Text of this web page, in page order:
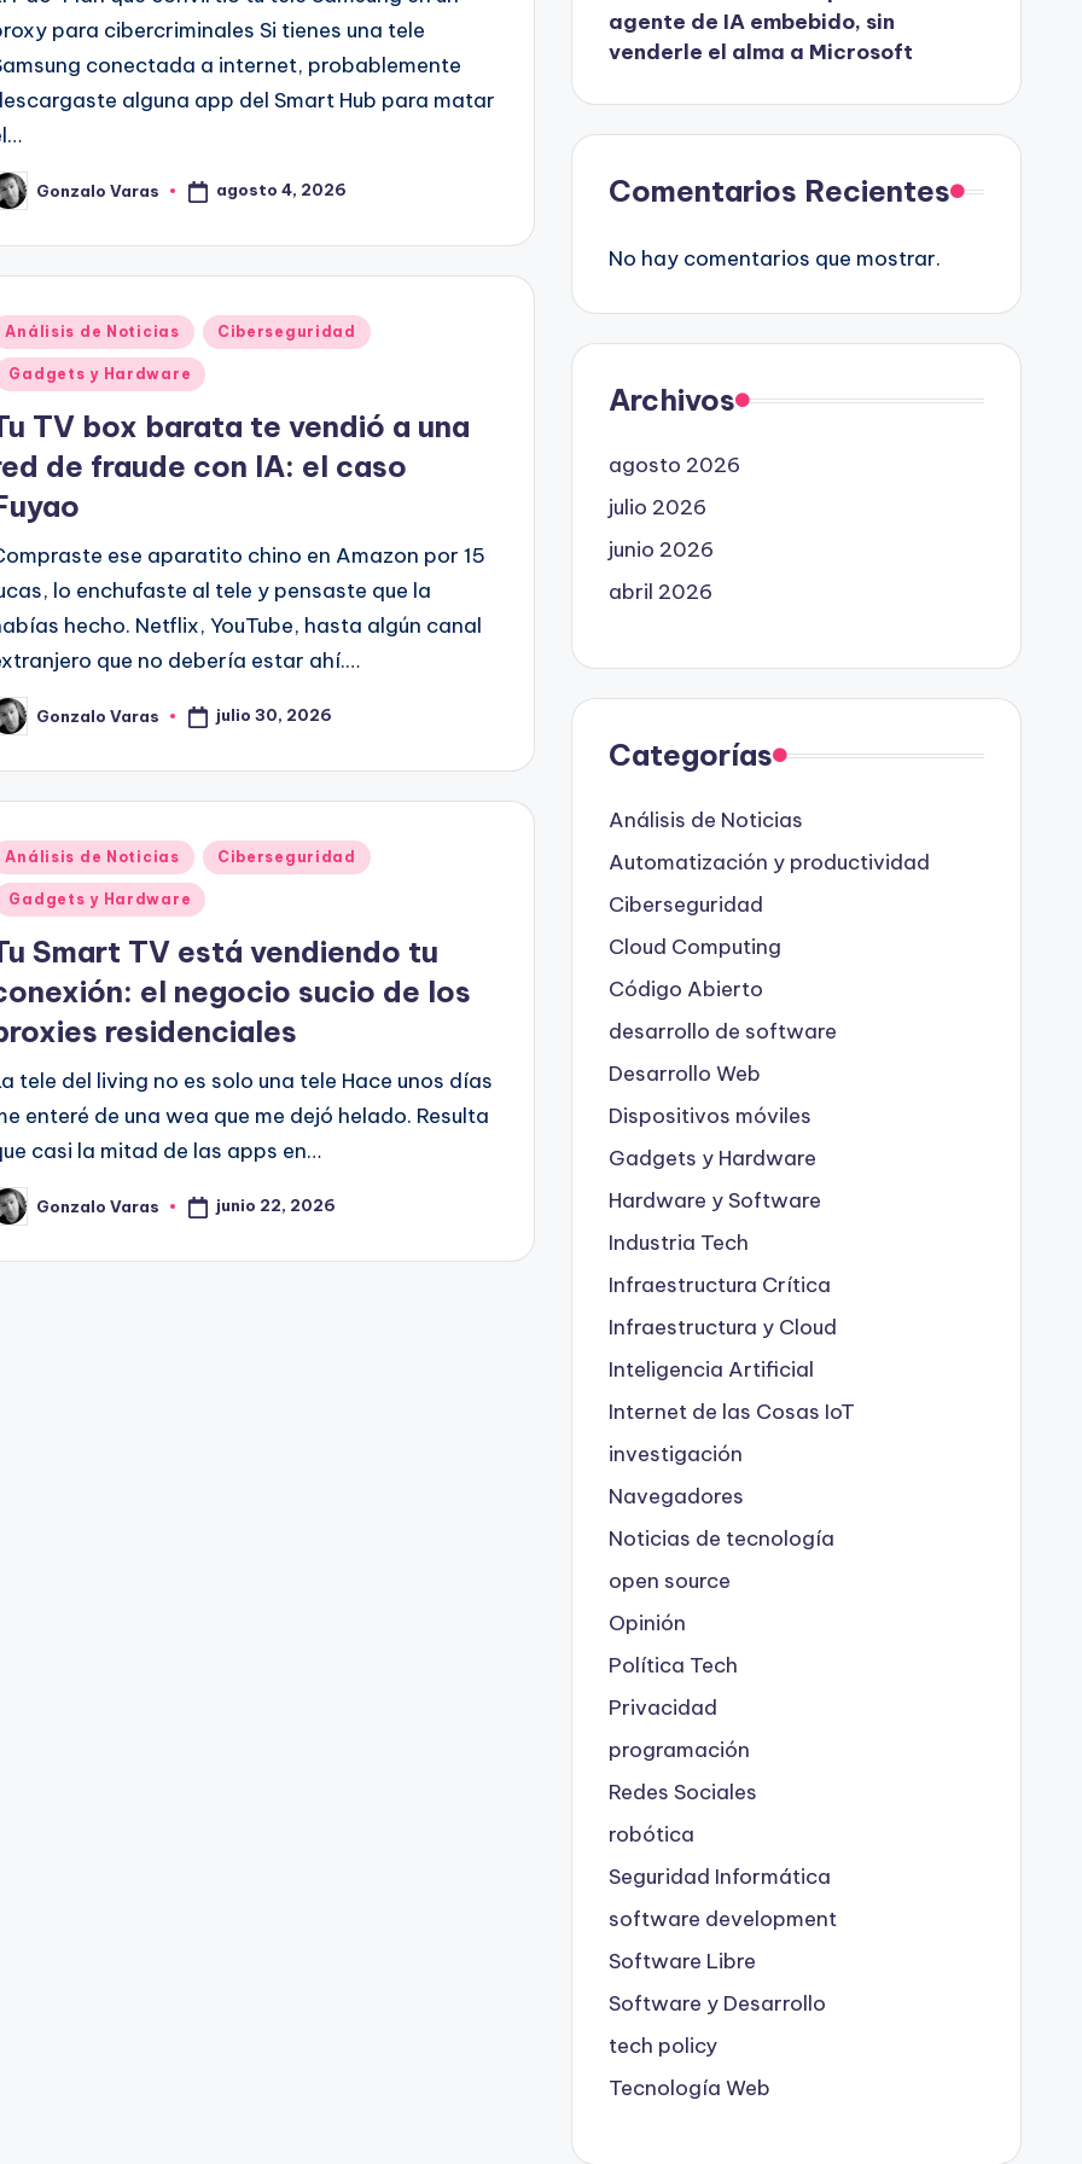
para cibercriminales Si tienes una tele
conectada a internet, probablemente
alguna app del Smart Hub para matar
Gonzalo Varas agosto 4, 2026
Análisis de Noticias Ciberseguridad
Gadgets y Hardware
TV box barata te vendió a una
de fraude con IA: el caso
ese aparatito chino en Amazon por 15
lo enchufaste al tele y pensaste que la
hecho. Netflix, YouTube, hasta algún canal
que no debería estar ahí.…
Gonzalo Varas julio 30, 2026
Análisis de Noticias Ciberseguridad
Gadgets y Hardware
Smart TV está vendiendo tu
el negocio sucio de los
residenciales
tele del living no es solo una tele Hace unos días
enteré de una wea que me dejó helado. Resulta
casi la mitad de las apps en…
Gonzalo Varas junio 22, 2026
agente de IA embebido, sin
venderle el alma a Microsoft
Comentarios Recientes
No hay comentarios que mostrar.
Archivos
agosto 2026
julio 2026
junio 2026
abril 2026
Categorías
Análisis de Noticias
Automatización y productividad
Ciberseguridad
Cloud Computing
Código Abierto
desarrollo de software
Desarrollo Web
Dispositivos móviles
Gadgets y Hardware
Hardware y Software
Industria Tech
Infraestructura Crítica
Infraestructura y Cloud
Inteligencia Artificial
Internet de las Cosas IoT
investigación
Navegadores
Noticias de tecnología
open source
Opinión
Política Tech
Privacidad
programación
Redes Sociales
robótica
Seguridad Informática
software development
Software Libre
Software y Desarrollo
tech policy
Tecnología Web